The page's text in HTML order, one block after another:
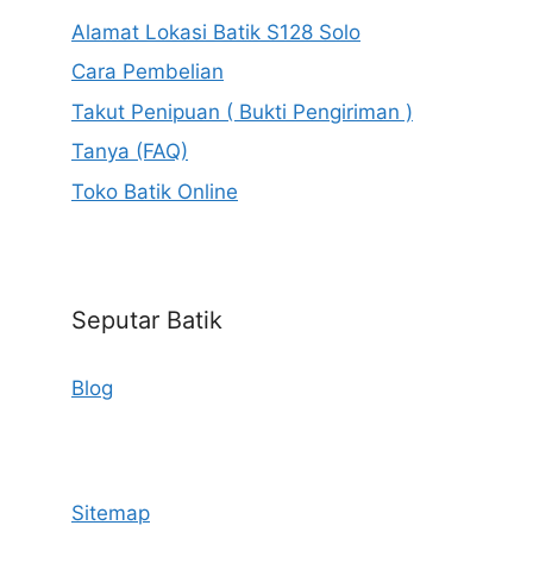
Alamat Lokasi Batik S128 Solo
Cara Pembelian
Takut Penipuan ( Bukti Pengiriman )
Tanya (FAQ)
Toko Batik Online
Seputar Batik
Blog
Sitemap